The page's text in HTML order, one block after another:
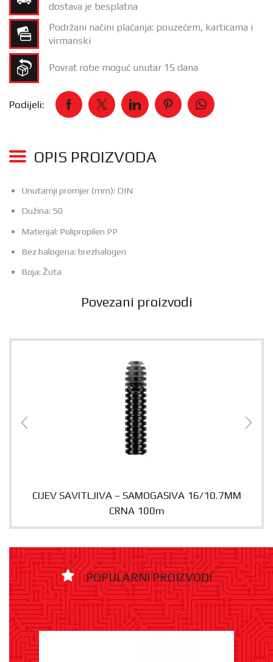
dostava je besplatna
Podržani načini plaćanja: pouzećem, karticama i
virmanski
Povrat robe moguć unutar 15 dana
Podijeli:
OPIS PROIZVODA
Unutarnji promjer (mm): DIN
Dužina: 50
Materijal: Polipropilen PP
Bez halogena: brezhalogen
Boja: Žuta
Povezani proizvodi
CIJEV SAVITLJIVA – SAMOGASIVA 16/10.7MM
CRNA 100m
POPULARNI PROIZVODI